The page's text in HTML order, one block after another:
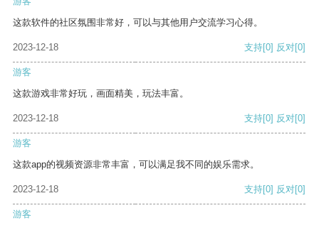
这款软件的社区氛围非常好，可以与其他用户交流学习心得。
2023-12-18 支持[0] 反对[0]
游客
这款游戏非常好玩，画面精美，玩法丰富。
2023-12-18 支持[0] 反对[0]
游客
这款app的视频资源非常丰富，可以满足我不同的娱乐需求。
2023-12-18 支持[0] 反对[0]
游客